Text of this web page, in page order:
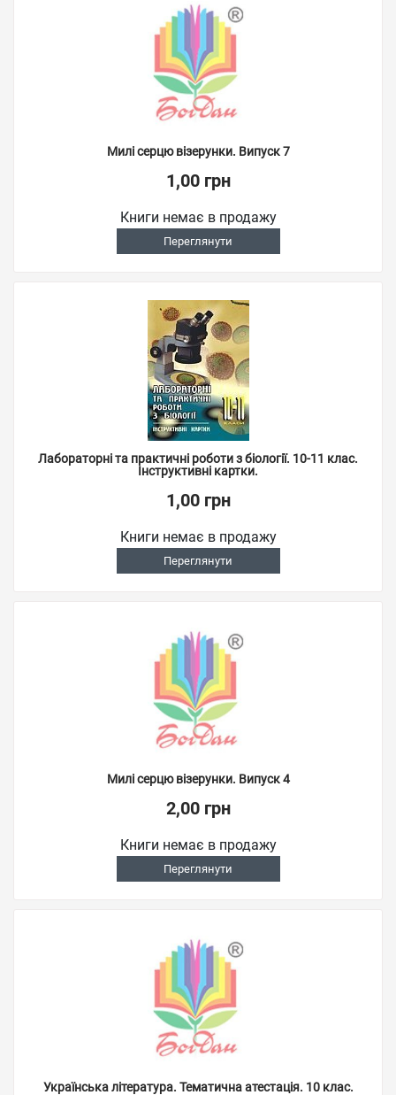
Милі серцю візерунки. Випуск 7
1,00 грн
Книги немає в продажу
Переглянути
Лабораторні та практичні роботи з біології. 10-11 клас.
Інструктивні картки.
1,00 грн
Книги немає в продажу
Переглянути
Милі серцю візерунки. Випуск 4
2,00 грн
Книги немає в продажу
Переглянути
Українська література. Тематична атестація. 10 клас.